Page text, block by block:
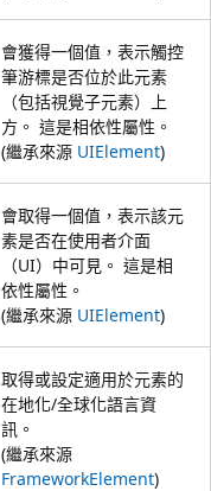
會獲得一個值，表示觸控
筆游標是否位於此元素
（包括視覺子元素）上
方。 這是相依性屬性。
(繼承來源 UIElement)
會取得一個值，表示該元
素是否在使用者介面
（UI）中可見。 這是相
依性屬性。
(繼承來源 UIElement)
取得或設定適用於元素的
在地化/全球化語言資
訊。
(繼承來源
FrameworkElement)